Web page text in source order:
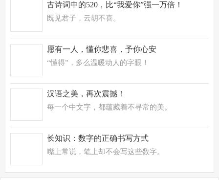
古诗词中的520，比“我爱你”强一万倍！
既见君子，云胡不喜。
愿有一人，懂你悲喜，予你心安
“懂得”，多么温暖动人的字眼！
汉语之美，再次震撼！
每一个中文字，都蕴藏着不寻常的美。
长知识：数字的正确书写方式
嘴上常说，笔上却不会写这些数字。